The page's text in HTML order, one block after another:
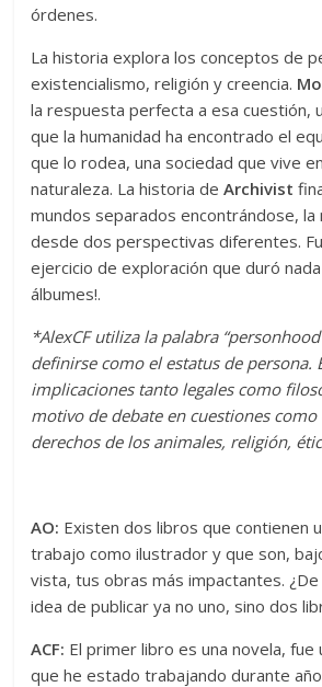
órdenes.
La historia explora los conceptos de
existencialismo, religión y creencia.
la respuesta perfecta a esa cuestión,
que la humanidad ha encontrado el
que lo rodea, una sociedad que vive
naturaleza. La historia deArchivist
mundos separados encontrándose, la
desde dos perspectivas diferentes.
ejercicio de exploración que duró
álbumes!.
*AlexCF utiliza la palabra
definirse como el estatus de persona.
implicaciones tanto legales como
motivo de debate en cuestiones
derechos de los animales, religión,
AO: Existen dos libros que contienen
trabajo como ilustrador y que son,
vista, tus obras más impactantes.
idea de publicar ya no uno, sino dos
ACF: El primer libro es una novela, fue
que he estado trabajando durante